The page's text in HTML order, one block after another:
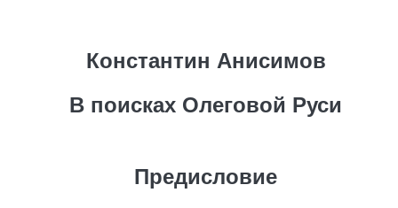
Константин Анисимов
В поисках Олеговой Руси
Предисловие